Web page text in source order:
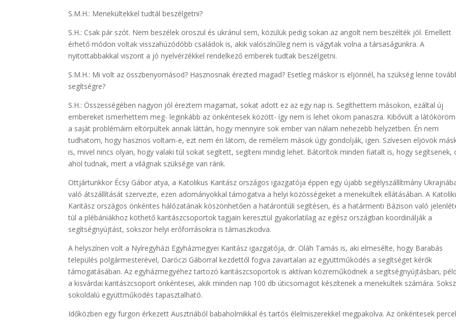
S.M.H.: Menekültekkel tudtál beszélgetni?
S.H.: Csak pár szót. Nem beszélek oroszul és ukránul sem, közülük pedig sokan az angolt nem beszélték jól. Emellett
érhető módon voltak visszahúzódóbb családok is, akik valószínűleg nem is vágytak volna a társaságunkra. A
nyitottabbakkal viszont a jó nyelvérzékkel rendelkező emberek tudtak beszélgetni.
S.M.H.: Mi volt az összbenyomásod? Hasznosnak érezted magad? Esetleg máskor is eljönnél, ha szükség lenne
segítségre?
S.H.: Összességében nagyon jól éreztem magamat, sokat adott ez az egy nap is. Segíthettem másokon, ezáltal új
embereket ismerhettem meg- leginkább az önkéntesek között- így nem is lehet okom panaszra. Kibővült a
a saját problémáim eltörpültek annak láttán, hogy mennyire sok ember van nálam nehezebb helyzetben. Én nem
tudhatom, hogy hasznos voltam-e, ezt nem én látom, de remélem mások úgy gondolják, igen. Szívesen eljövök
is, mivel nincs olyan, hogy valaki túl sokat segített, segíteni mindig lehet. Bátorítok minden fiatalt is, hogy segítsenek,
ahol tudnak, mert a világnak szüksége van ránk.
Ottjártunkkor Écsy Gábor atya, a Katolikus Karitász országos igazgatója éppen egy újabb segélyszállítmány
való átszállítását szervezte, ezen adományokkal támogatva a helyi közösségeket a menekültek ellátásában. A
Karitász országos önkéntes hálózatának köszönhetően a határontúli segítésen, és a határmenti Bázison való
túl a plébániákhoz köthető karitászcsoportok tagjain keresztül gyakorlatilag az egész országban koordinálják a
segítségnyújtást, sokszor helyi erőforrásokra is támaszkodva.
A helyszínen volt a Nyíregyházi Egyházmegyei Karitász igazgatója, dr. Oláh Tamás is, aki elmesélte, hogy Barabás
település polgármesterével, Daróczi Gáborral kezdettől fogva zavartalan az együttműködés a segítséget kérők
támogatásában. Az egyházmegyéhez tartozó karitászcsoportok is aktívan közreműködnek a segítségnyújtásban,
a kisvárdai karitászcsoport önkéntesei, akik minden nap 100 db úticsomagot készítenek a menekültek számára.
sokoldalú együttműködés tapasztalható.
Időközben egy furgon érkezett Ausztriából babaholmikkal és tartós élelmiszerekkel megpakolva. Az önkéntesek